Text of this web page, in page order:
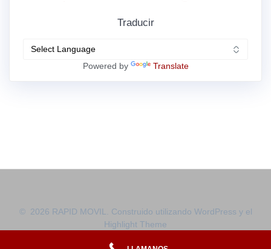
Traducir
Powered by Translate
© 2026 RAPID MOVIL. Construido utilizando WordPress y el
Highlight Theme